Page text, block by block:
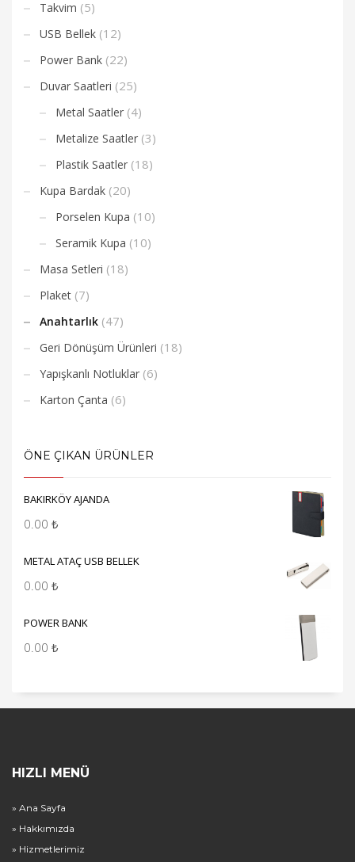
Takvim (5)
USB Bellek (12)
Power Bank (22)
Duvar Saatleri (25)
Metal Saatler (4)
Metalize Saatler (3)
Plastik Saatler (18)
Kupa Bardak (20)
Porselen Kupa (10)
Seramik Kupa (10)
Masa Setleri (18)
Plaket (7)
Anahtarlık (47)
Geri Dönüşüm Ürünleri (18)
Yapışkanlı Notluklar (6)
Karton Çanta (6)
ÖNE ÇIKAN ÜRÜNLER
BAKIRKÖY AJANDA
0.00 ₺
METAL ATAÇ USB BELLEK
0.00 ₺
POWER BANK
0.00 ₺
HIZLI MENÜ
» Ana Sayfa
» Hakkımızda
» Hizmetlerimiz